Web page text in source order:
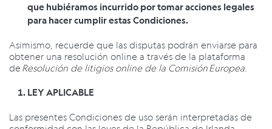
que hubiéramos incurrido por tomar acciones legales
para hacer cumplir estas Condiciones.
Asimismo, recuerde que las disputas podrán enviarse para
obtener una resolución online a través de la plataforma
deResolución de litigios online de la Comisión Europea.
LEY APLICABLE
Las presentes Condiciones de uso serán interpretadas de